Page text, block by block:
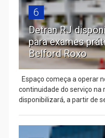
6
Detran RJ
para exames
Belford Roxo
Espaço começa a operar
continuidade do serviço na
disponibilizará, a partir de